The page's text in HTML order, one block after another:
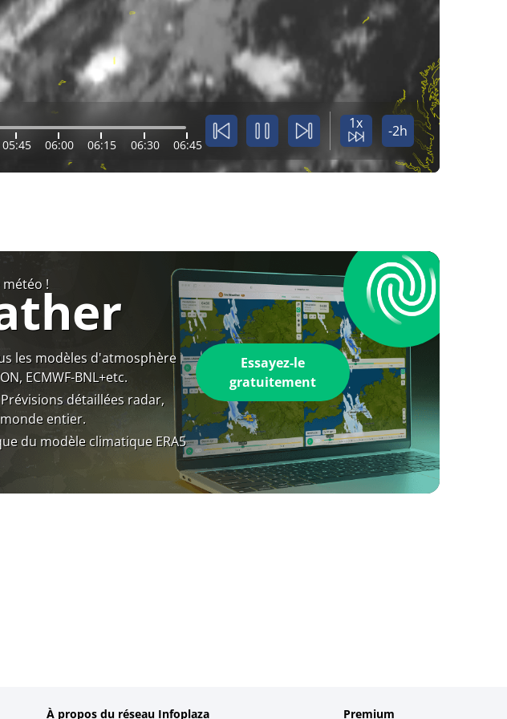
05:45 06:00 06:15 06:30 06:45
1x -2h
météo !
les modèles d'atmosphère
ECMWF-BNL+etc.
Prévisions détaillées radar,
entier.
du modèle climatique ERA5
Essayez-le
gratuitement
À propos du réseau Infoplaza Premium